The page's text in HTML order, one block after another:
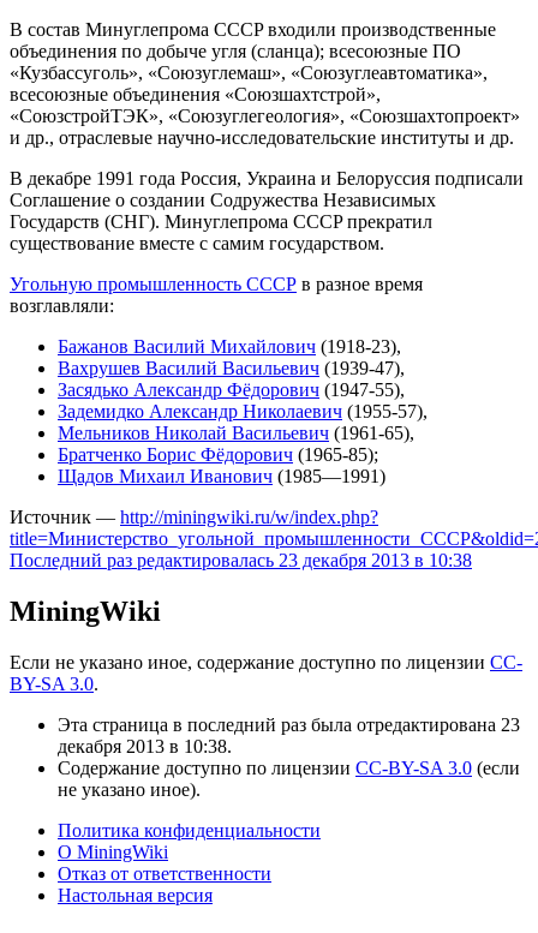
В состав Минуглепрома CCCP входили производственные
объединения по добыче угля (сланца); всесоюзные ПО
«Кузбассуголь», «Союзуглемаш», «Союзуглеавтоматика»,
всесоюзные объединения «Союзшахтстрой»,
«СоюзстройТЭК», «Союзуглегеология», «Союзшахтопроект»
и др., отраслевые научно-исследовательские институты и др.
В декабре 1991 года Россия, Украина и Белоруссия подписали
Соглашение о создании Содружества Независимых
Государств (СНГ). Минуглепрома CCCP прекратил
существование вместе с самим государством.
Угольную промышленность СССР в разное время
возглавляли:
Бажанов Василий Михайлович (1918-23),
Вахрушев Василий Васильевич (1939-47),
Засядько Александр Фёдорович (1947-55),
Задемидко Александр Николаевич (1955-57),
Мельников Николай Васильевич (1961-65),
Братченко Борис Фёдорович (1965-85);
Щадов Михаил Иванович (1985—1991)
Источник — http://miningwiki.ru/w/index.php?
Последний раз редактировалась 23 декабря 2013 в 10:38
MiningWiki
Если не указано иное, содержание доступно по лицензии CC-
BY-SA 3.0.
Эта страница в последний раз была отредактирована 23
декабря 2013 в 10:38.
Содержание доступно по лицензии CC-BY-SA 3.0 (если
не указано иное).
Политика конфиденциальности
О MiningWiki
Отказ от ответственности
Настольная версия